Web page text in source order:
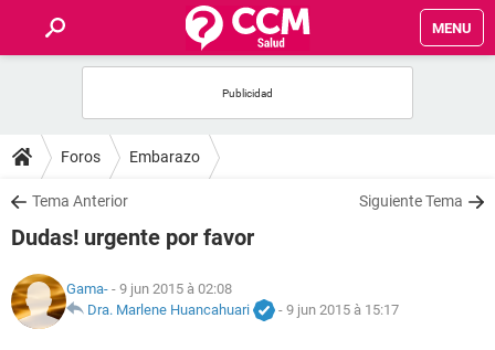
MENU
FORUMS
SALUD
NUTRICIÓN
Foros Embarazo
Tema Anterior Siguiente Tema
Dudas! urgente por favor
Gama- - 9 jun 2015 à 02:08
Dra. Marlene Huancahuari
- 9 jun 2015 à 15:17